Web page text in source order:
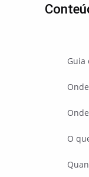
Guia
O